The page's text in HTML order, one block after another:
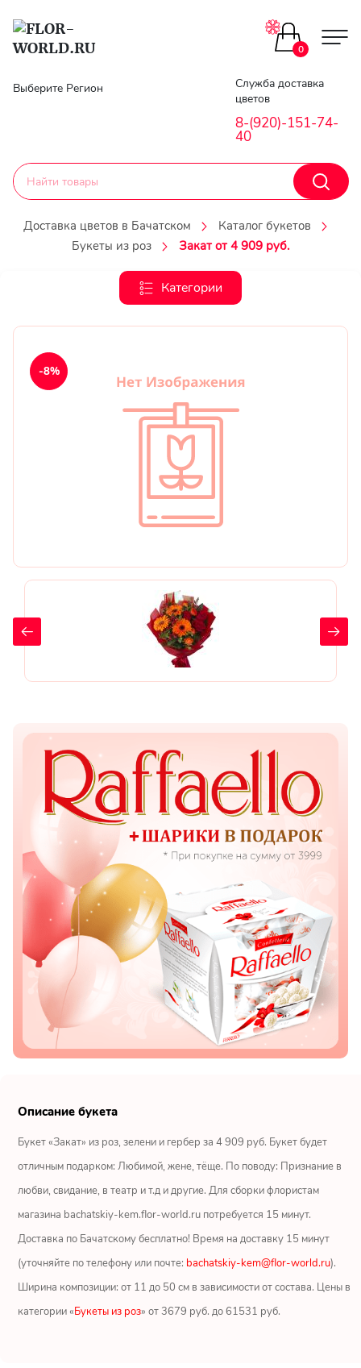
Главная
Доставка
кобинет
Выберите Регион
Служба доставка
цветов
8-(920)-151-74-
40
0
Доставка цветов в Бачатском
Каталог букетов
Букеты из роз
Закат от 4 909 руб.
Категории
Цветы поштучно
Букеты до 2500
Корзины с цветами
Авторские букеты
День рождения
Цветы ребенку
Цветы дочери
Показать еще
Подсолнухи
Лизиантусы
Хризантемы
Лилии
Орхидеи
Тюльпаны
Альстромерии
Герберы
Показать еще
-8%
Описание букета
Букет «Закат» из роз, зелени и гербер за 4 909 руб. Букет будет
отличным подарком: Любимой, жене, тёще. По поводу: Признание в
любви, свидание, в театр и т.д и другие. Для сборки флористам
магазина bachatskiy-kem.flor-world.ru потребуется 15 минут.
Доставка по Бачатскому бесплатно! Время на доставку 15 минут
(уточняйте по телефону или почте: bachatskiy-kem@flor-world.ru).
Ширина композиции: от 11 до 50 см в зависимости от состава. Цены в
категории «Букеты из роз» от 3679 руб. до 61531 руб.